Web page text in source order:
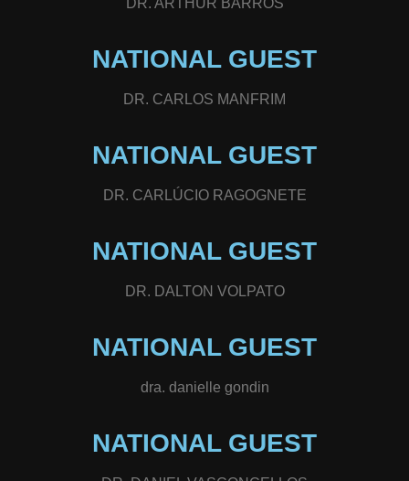
DR. ARTHUR BARROS
NATIONAL GUEST
DR. CARLOS MANFRIM
NATIONAL GUEST
DR. CARLÚCIO RAGOGNETE
NATIONAL GUEST
DR. DALTON VOLPATO
NATIONAL GUEST
dra. danielle gondin
NATIONAL GUEST